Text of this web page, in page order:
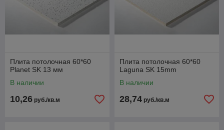
Плита потолочная 60*60
Planet SK 13 мм
В наличии
10,26 руб./кв.м
Плита потолочная 60*60
Laguna SK 15mm
В наличии
28,74 руб./кв.м